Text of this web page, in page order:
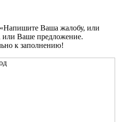
Ваша жалобу, или
Ваше предложение.
к заполнению!